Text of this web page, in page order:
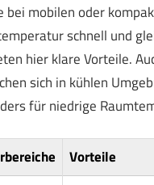
mobilen oder
schnell und
hier klare Vorteile.
sich in kühlen
für niedrige
Vorteile